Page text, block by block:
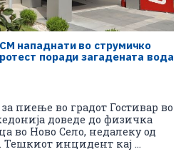
нападнати во струмичко
поради загадената вода
пиење во градот Гостивар во
доведе до физичка
во Ново Село, недалеку од
инцидент кај ...